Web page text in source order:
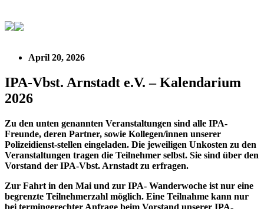
April 20, 2026
IPA-Vbst. Arnstadt e.V. – Kalendarium
2026
Zu den unten genannten Veranstaltungen sind alle IPA-
Freunde, deren Partner, sowie Kollegen/innen unserer
Polizeidienst-stellen eingeladen. Die jeweiligen Unkosten zu den
Veranstaltungen tragen die Teilnehmer selbst. Sie sind über den
Vorstand der IPA-Vbst. Arnstadt zu erfragen.
Zur Fahrt in den Mai und zur IPA- Wanderwoche ist nur eine
begrenzte Teilnehmerzahl möglich. Eine Teilnahme kann nur
bei termingerechter Anfrage beim Vorstand unserer IPA-